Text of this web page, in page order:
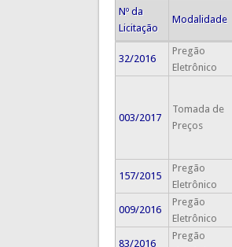
Nº da
Licitação
Modalidade
32/2016
Pregão
Eletrônico
003/2017
Tomada de
Preços
157/2015
Pregão
Eletrônico
009/2016
Pregão
Eletrônico
83/2016
Pregão